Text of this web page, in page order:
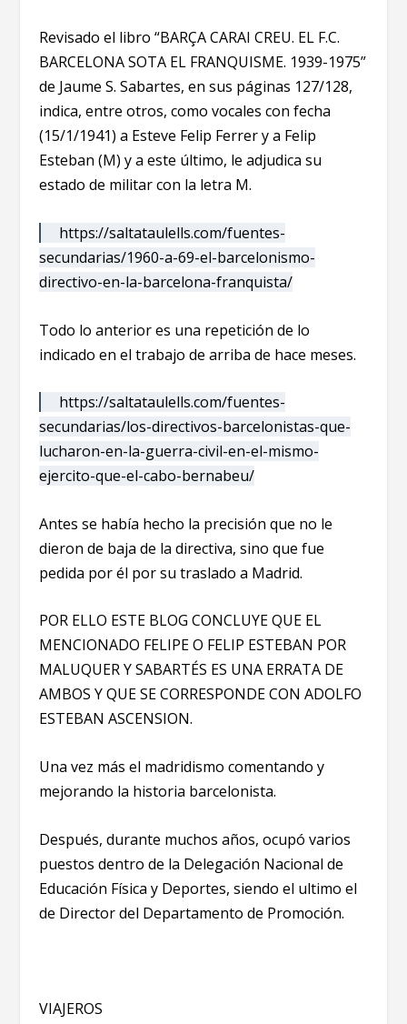
Revisado el libro “BARÇA CARAI CREU. EL F.C.
BARCELONA SOTA EL FRANQUISME. 1939-1975”
de Jaume S. Sabartes, en sus páginas 127/128,
indica, entre otros, como vocales con fecha
(15/1/1941) a Esteve Felip Ferrer y a Felip
Esteban (M) y a este último, le adjudica su
estado de militar con la letra M.
https://saltataulells.com/fuentes-
secundarias/1960-a-69-el-barcelonismo-
directivo-en-la-barcelona-franquista/
Todo lo anterior es una repetición de lo
indicado en el trabajo de arriba de hace meses.
https://saltataulells.com/fuentes-
secundarias/los-directivos-barcelonistas-que-
lucharon-en-la-guerra-civil-en-el-mismo-
ejercito-que-el-cabo-bernabeu/
Antes se había hecho la precisión que no le
dieron de baja de la directiva, sino que fue
pedida por él por su traslado a Madrid.
POR ELLO ESTE BLOG CONCLUYE QUE EL
MENCIONADO FELIPE O FELIP ESTEBAN POR
MALUQUER Y SABARTÉS ES UNA ERRATA DE
AMBOS Y QUE SE CORRESPONDE CON ADOLFO
ESTEBAN ASCENSION.
Una vez más el madridismo comentando y
mejorando la historia barcelonista.
Después, durante muchos años, ocupó varios
puestos dentro de la Delegación Nacional de
Educación Física y Deportes, siendo el ultimo el
de Director del Departamento de Promoción.
VIAJEROS